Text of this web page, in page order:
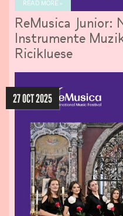
READ MORE »
ReMusica Junior:
Instrumente
Ricikluese
27 OCT 2025